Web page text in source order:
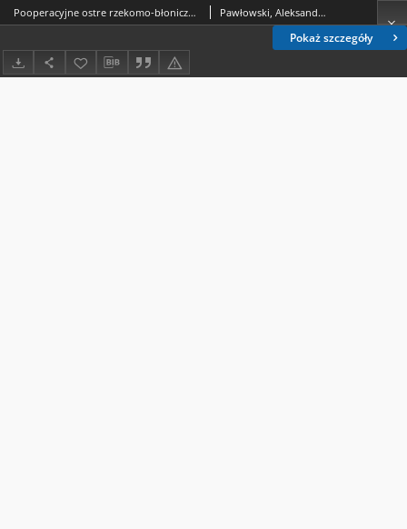
Pokaż szczegóły
Pooperacyjne ostre rzekomo-błonicze zapalenie jelit Pawłowski, Aleksander (histologia).